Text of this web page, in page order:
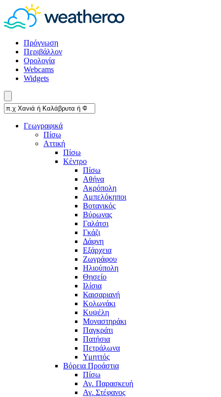
Πρόγνωση
Περιβάλλον
Ορολογία
Webcams
Widgets
Γεωγραφικά
Πίσω
Αττική
Πίσω
Κέντρο
Πίσω
Αθήνα
Ακρόπολη
Αμπελόκηποι
Βοτανικός
Βύρωνας
Γαλάτσι
Γκάζι
Δάφνη
Εξάρχεια
Ζωγράφου
Ηλιούπολη
Θησείο
Ιλίσια
Καισαριανή
Κολωνάκι
Κυψέλη
Μοναστηράκι
Παγκράτι
Πατήσια
Πετράλωνα
Υμηττός
Βόρεια Προάστια
Πίσω
Αγ. Παρασκευή
Αγ. Στέφανος